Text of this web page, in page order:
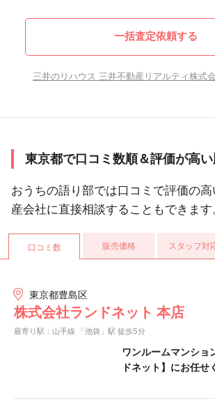
一括査定依頼する
三井のリハウス 三井不動産リアルティ株式
東京都で口コミ数順＆評価が高
おうちの語り部では口コミで評価の
産会社に直接相談することもできます
口コミ数 販売価格 スタッフ対
東京都豊島区
株式会社ランドネット 本店
最寄り駅：山手線 「池袋」駅 徒歩5分
ワンルームマンショ
ドネット】にお任せ